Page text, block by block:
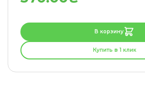
В корзину
Купить в 1 клик